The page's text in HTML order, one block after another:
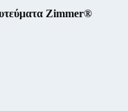
Zimmer®